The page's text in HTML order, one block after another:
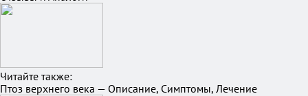
Читайте также:
Птоз верхнего века — Описание, Симптомы, Лечение